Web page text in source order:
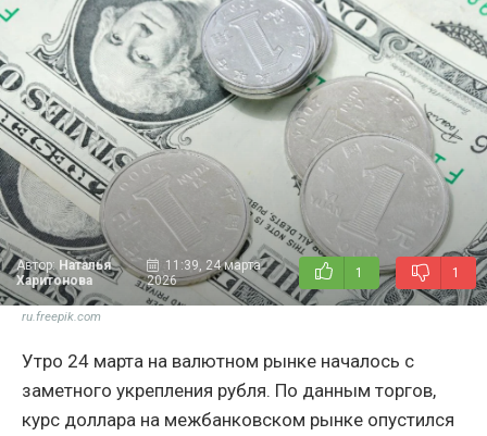
Автор: Наталья
Харитонова
11:39, 24 марта
2026
1 1
ru.freepik.com
Утро 24 марта на валютном рынке началось с
заметного укрепления рубля. По данным торгов,
курс доллара на межбанковском рынке опустился